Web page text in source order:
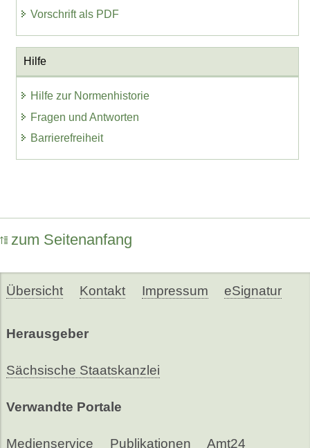
Vorschrift als PDF
Hilfe
Hilfe zur Normenhistorie
Fragen und Antworten
Barrierefreiheit
zum Seitenanfang
Übersicht Kontakt Impressum eSignatur
Herausgeber
Sächsische Staatskanzlei
Verwandte Portale
Medienservice Publikationen Amt24